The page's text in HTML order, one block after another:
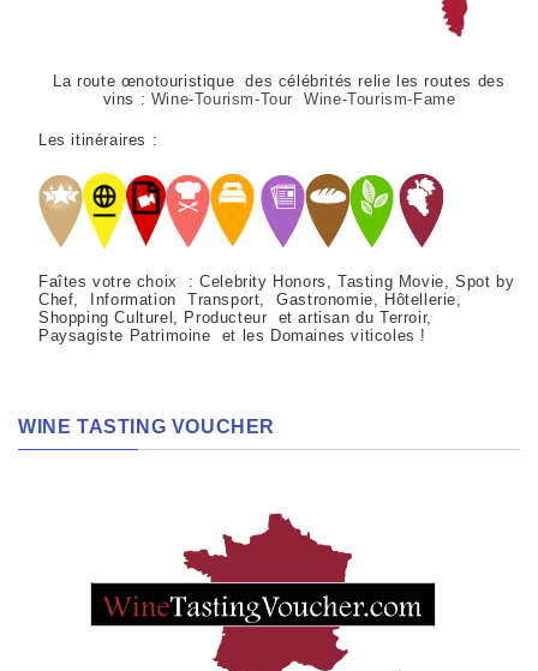
La route œnotouristique des célébrités relie les routes des
vins : Wine-Tourism-Tour Wine-Tourism-Fame
Les itinéraires :
Faîtes votre choix : Celebrity Honors, Tasting Movie, Spot by
Chef, Information Transport, Gastronomie, Hôtellerie,
Shopping Culturel, Producteur et artisan du Terroir,
Paysagiste Patrimoine et les Domaines viticoles !
WINE TASTING VOUCHER